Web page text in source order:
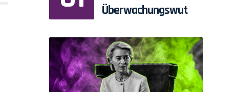
Überwachungswut